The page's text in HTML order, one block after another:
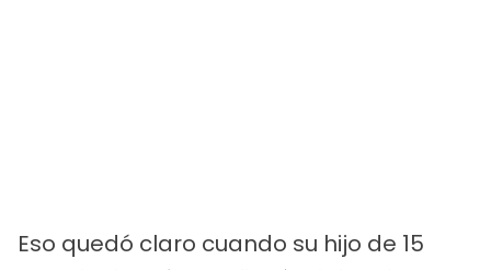
Eso quedó claro cuando su hijo de 15